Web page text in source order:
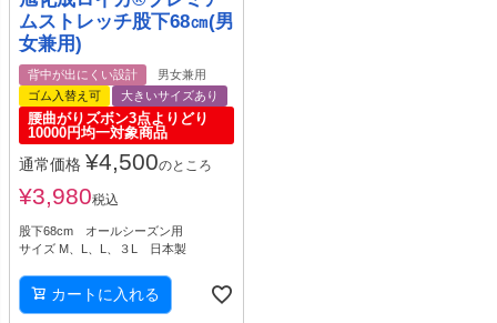
ムストレッチ股下68㎝(男
女兼用)
背中が出にくい設計
男女兼用
ゴム入替え可
大きいサイズあり
腰曲がりズボン3点よりどり
10000円均一対象商品
通常価格 ¥4,500のところ
¥3,980税込
股下68cm オールシーズン用
サイズ M、L、L、３L 日本製
カートに入れる